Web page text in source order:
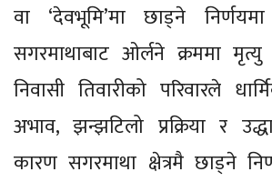
वा ‘देवभूमि’मा छाड्ने
सगरमाथाबाट ओर्लने क्रममा
निवासी तिवारीको परिवारले
अभाव, झन्झटिलो प्रक्रिया र
कारण सगरमाथा क्षेत्रमै छाड्ने